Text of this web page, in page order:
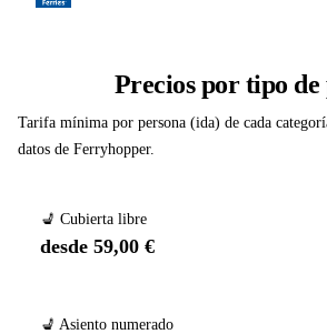
Precios por tipo de
Tarifa mínima por persona (ida) de cada
datos de Ferryhopper.
💺 Cubierta libre
desde 59,00 €
💺 Asiento numerado